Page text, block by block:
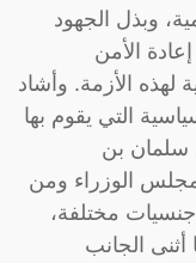
وبذل الجهود
الأمن
لهذه الأزمة. وأشاد
التي يقوم بها
سلمان بن
الوزراء ومن
مختلفة،
الجانب